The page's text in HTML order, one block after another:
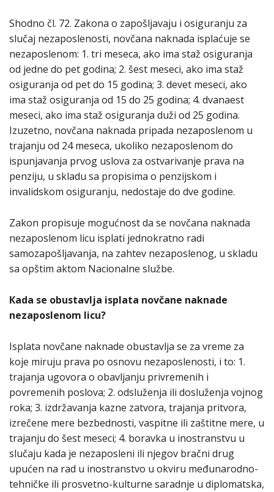
Shodno čl. 72. Zakona o zapošljavaju i osiguranju za
slučaj nezaposlenosti, novčana naknada isplaćuje se
nezaposlenom: 1. tri meseca, ako ima staž osiguranja
od jedne do pet godina; 2. šest meseci, ako ima staž
osiguranja od pet do 15 godina; 3. devet meseci, ako
ima staž osiguranja od 15 do 25 godina; 4. dvanaest
meseci, ako ima staž osiguranja duži od 25 godina.
Izuzetno, novčana naknada pripada nezaposlenom u
trajanju od 24 meseca, ukoliko nezaposlenom do
ispunjavanja prvog uslova za ostvarivanje prava na
penziju, u skladu sa propisima o penzijskom i
invalidskom osiguranju, nedostaje do dve godine.
Zakon propisuje mogućnost da se novčana naknada
nezaposlenom licu isplati jednokratno radi
samozapošljavanja, na zahtev nezaposlenog, u skladu
sa opštim aktom Nacionalne službe.
Кada se obustavlja isplata novčane naknade
nezaposlenom licu?
Isplata novčane naknade obustavlja se za vreme za
koje miruju prava po osnovu nezaposlenosti, i to: 1.
trajanja ugovora o obavljanju privremenih i
povremenih poslova; 2. odsluženja ili dosluženja vojnog
roka; 3. izdržavanja kazne zatvora, trajanja pritvora,
izrečene mere bezbednosti, vaspitne ili zaštitne mere, u
trajanju do šest meseci; 4. boravka u inostranstvu u
slučaju kada je nezaposleni ili njegov bračni drug
upućen na rad u inostranstvo u okviru međunarodno-
tehničke ili prosvetno-kulturne saradnje u diplomatska,